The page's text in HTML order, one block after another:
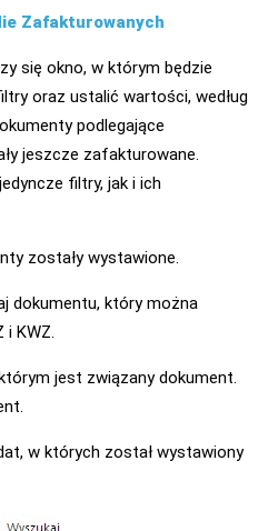
Zafakturowanych
się okno, w którym będzie
oraz ustalić wartości, według
podlegające
jeszcze zafakturowane.
filtry, jak i ich
zostały wystawione.
dokumentu, który można
i KWZ.
jest związany dokument.
w których został wystawiony